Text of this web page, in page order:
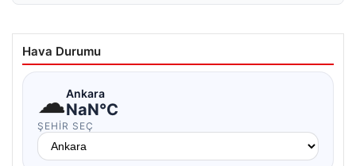
Hava Durumu
☁Ankara
NaN°C
ŞEHIR SEÇ